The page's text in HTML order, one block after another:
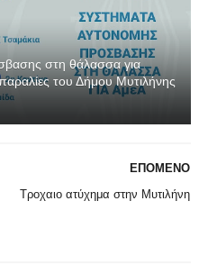
στη θάλασσα για
του Δήμου Μυτιλήνης
ΕΠΟΜΕΝΟ
Τροχαιο ατύχημα στην Μυτιλήνη